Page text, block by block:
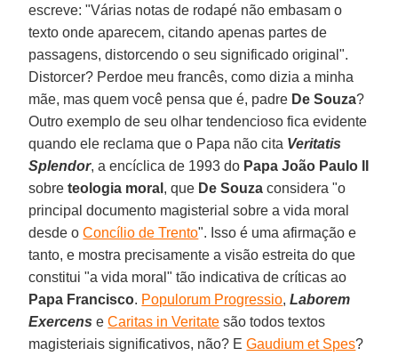
escreve: "Várias notas de rodapé não embasam o
texto onde aparecem, citando apenas partes de
passagens, distorcendo o seu significado original".
Distorcer? Perdoe meu francês, como dizia a minha
mãe, mas quem você pensa que é, padre De Souza?
Outro exemplo de seu olhar tendencioso fica evidente
quando ele reclama que o Papa não cita Veritatis
Splendor, a encíclica de 1993 do Papa João Paulo II
sobreteologia moral , que De Souza considera "o
principal documento magisterial sobre a vida moral
desde oConcílio de Trento". Isso é uma afirmação e
tanto, e mostra precisamente a visão estreita do que
constitui "a vida moral" tão indicativa de críticas ao
Papa Francisco. Populorum Progressio, Laborem
Exercens eCaritas in Veritate são todos textos
magisteriais significativos, não? EGaudium et Spes?